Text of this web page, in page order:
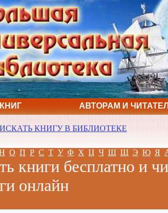
АВТОРАМ И
ИСКАТЬ КНИГУ В БИБЛИОТЕКЕ
О П Р С Т У Ф Х Ц Ч Ш Щ Э Ю Я
книги бесплатно и
онлайн